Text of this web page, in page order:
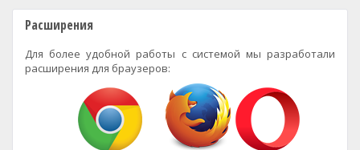
Расширения
Для более удобной работы с системой мы разработали
расширения для браузеров: